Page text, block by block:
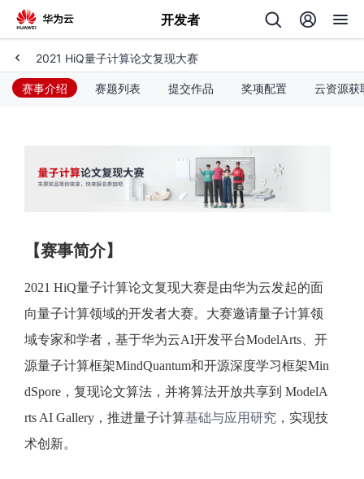
开发者
回
页
开
者
2021 HiQ量子计算论文复现大赛
赛事介绍 赛题列表 提交作品 奖项配置 云资源获
【赛事简介】
2021 HiQ量子计算论文复现大赛是由华为云发起的面
向量子计算领域的开发者大赛。大赛邀请量子计算领
域专家和学者，基于华为云AI开发平台ModelArts
开
源量子计算框架MindQuantum和开源深度学习框架Min
dSpore，复现论文算法，并将算法开放共享到 ModelA
rts AI Gallery，推进量子计算基础与应用研究 ，实现技
术创新。